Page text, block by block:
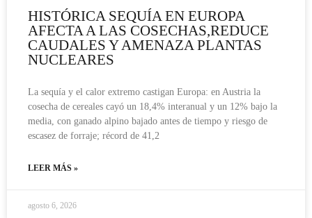
HISTÓRICA SEQUÍA EN EUROPA
AFECTA A LAS COSECHAS,REDUCE
CAUDALES Y AMENAZA PLANTAS
NUCLEARES
La sequía y el calor extremo castigan Europa: en Austria la
cosecha de cereales cayó un 18,4% interanual y un 12% bajo la
media, con ganado alpino bajado antes de tiempo y riesgo de
escasez de forraje; récord de 41,2
LEER MÁS »
agosto 6, 2026